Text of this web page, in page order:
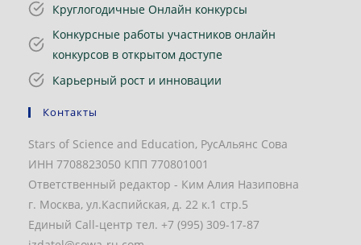
Круглогодичные Онлайн конкурсы
Конкурсные работы участников онлайн
конкурсов в открытом доступе
Карьерный рост и инновации
Контакты
Stars of Science and Education, РусАльянс Сова
ИНН 7708823050 КПП 770801001
Ответственный редактор - Ким Алия Назиповна
г. Москва, ул.Каспийская, д. 22 к.1 стр.5
Единый Call-центр тел. +7 (995) 309-17-87